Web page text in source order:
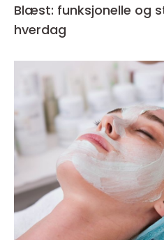
Blæst: funksjonelle og
hverdag